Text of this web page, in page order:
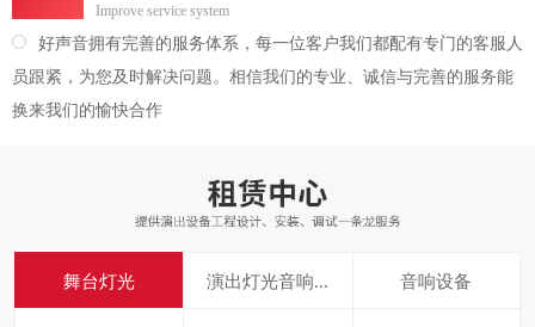
Improve service system
好声音拥有完善的服务体系，每一位客户我们都配有专门的客服人
员跟紧，为您及时解决问题。相信我们的专业、诚信与完善的服务能
换来我们的愉快合作
舞台灯光 演出灯光音响... 音响设备